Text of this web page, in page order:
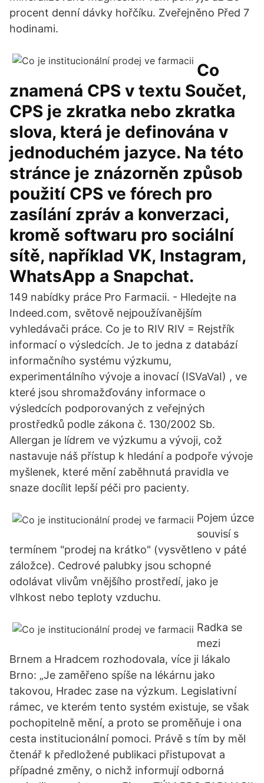
procent denní dávky hořčíku. Zveřejněno Před 7
hodinami.
Co
znamená CPS v textu Součet,
CPS je zkratka nebo zkratka
slova, která je definována v
jednoduchém jazyce. Na této
stránce je znázorněn způsob
použití CPS ve fórech pro
zasílání zpráv a konverzaci,
kromě softwaru pro sociální
sítě, například VK, Instagram,
WhatsApp a Snapchat.
149 nabídky práce Pro Farmacii. - Hledejte na
Indeed.com, světově nejpoužívanějším
vyhledávači práce. Co je to RIV RIV = Rejstřík
informací o výsledcích. Je to jedna z databází
informačního systému výzkumu,
experimentálního vývoje a inovací (ISVaVaI) , ve
které jsou shromažďovány informace o
výsledcích podporovaných z veřejných
prostředků podle zákona č. 130/2002 Sb.
Allergan je lídrem ve výzkumu a vývoji, což
nastavuje náš přístup k hledání a podpoře vývoje
myšlenek, které mění zaběhnutá pravidla ve
snaze docílit lepší péči pro pacienty.
Pojem úzce
souvisí s
termínem "prodej na krátko" (vysvětleno v páté
záložce). Cedrové palubky jsou schopné
odolávat vlivům vnějšího prostředí, jako je
vlhkost nebo teploty vzduchu.
Radka se
mezi
Brnem a Hradcem rozhodovala, více ji lákalo
Brno: „Je zaměřeno spíše na lékárnu jako
takovou, Hradec zase na výzkum. Legislativní
rámec, ve kterém tento systém existuje, se však
pochopitelně mění, a proto se proměňuje i ona
cesta institucionální pomoci. Právě s tím by měl
čtenář k předložené publikaci přistupovat a
případné změny, o nichž informují odborná